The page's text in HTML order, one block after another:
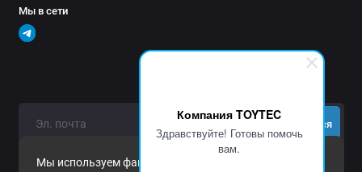
Компания TOYTEC
Здравствуйте! Готовы помочь
вам.
Мы используем файлы cookie и другие средства
Мы в сети
Подписаться
Нажимая на кнопку «Подписаться», Вы даете